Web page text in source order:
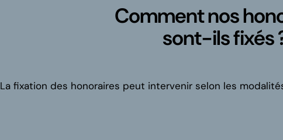
Comment nos
sont-ils fixés
La fixation des honoraires peut intervenir selon les